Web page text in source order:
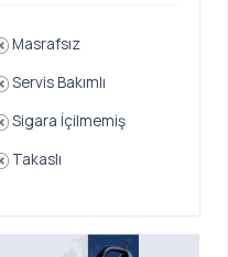
Masrafsız
Servis Bakımlı
Sigara İçilmemiş
Takaslı